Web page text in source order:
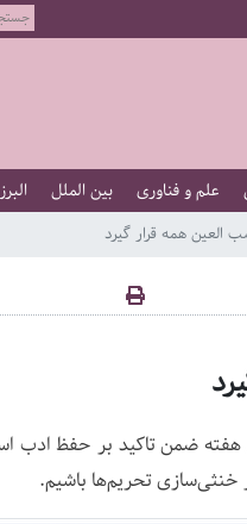
علم و فناوری بین الملل البرز
همه قرار گیرد
ضمن تاکید بر حفظ ادب
خنثی‌سازی تحریم‌ها باشیم.